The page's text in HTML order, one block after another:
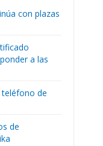
con plazas
a las
teléfono de
de